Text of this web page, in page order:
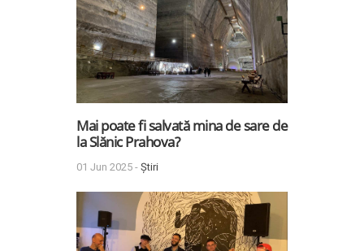
Mai poate fi salvată mina de sare de
la Slănic Prahova?
01 Jun 2025 - Știri